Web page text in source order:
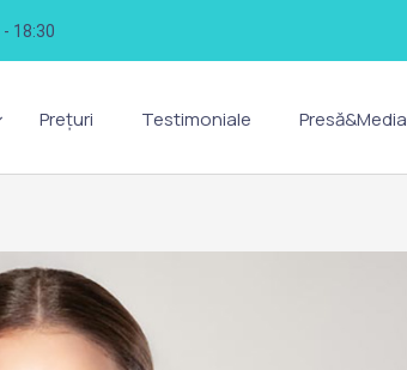
- 18:30
Prețuri Testimoniale Presă&Media